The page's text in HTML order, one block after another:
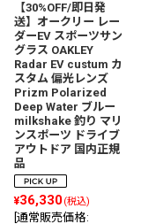
【30%OFF/即日発
送】オークリー レー
ダーEV スポーツサン
グラス OAKLEY
Radar EV custum カ
スタム 偏光レンズ
Prizm Polarized
Deep Water ブルー
milkshake 釣り マリ
ンスポーツ ドライブ
アウトドア 国内正規
品
¥36,330(税込)
通常販売価格: